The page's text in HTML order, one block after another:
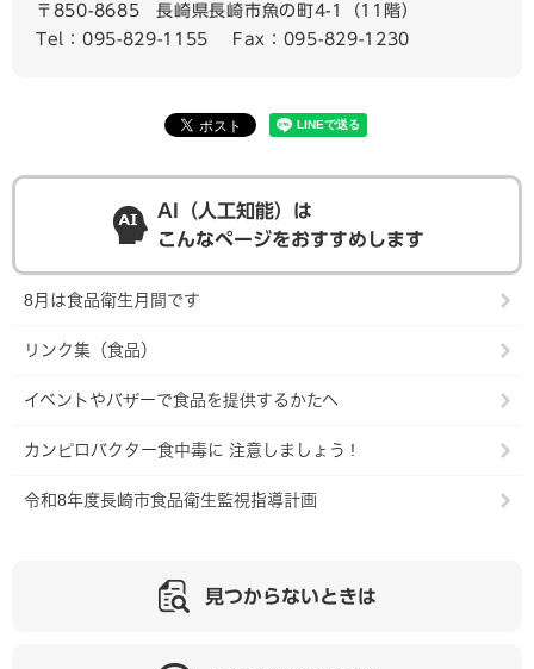
〒850-8685
長崎県長崎市魚の町4-1（11階）
Tel：095-829-1155
Fax：095-829-1230
AI（人工知能）は
こんなページをおすすめします
8月は食品衛生月間です
リンク集（食品）
イベントやバザーで食品を提供するかたへ
カンピロバクター食中毒に 注意しましょう !
令和8年度長崎市食品衛生監視指導計画
見つからないときは